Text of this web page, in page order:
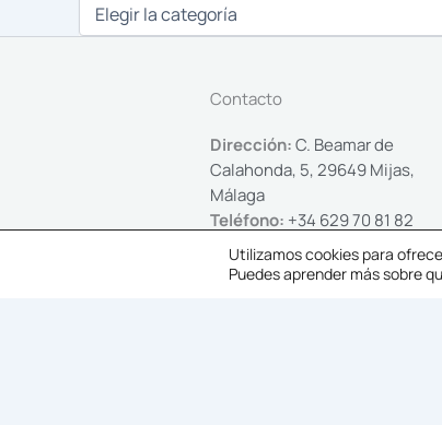
Contacto
Dirección:C. Beamar de
Calahonda, 5, 29649 Mijas,
Málaga
Teléfono: +34 629 70 81 82
Whatsapp:
+34 629 70 81 82
Email:info@lacalahouse.com
Utilizamos cookies para
Puedes aprender más sobre